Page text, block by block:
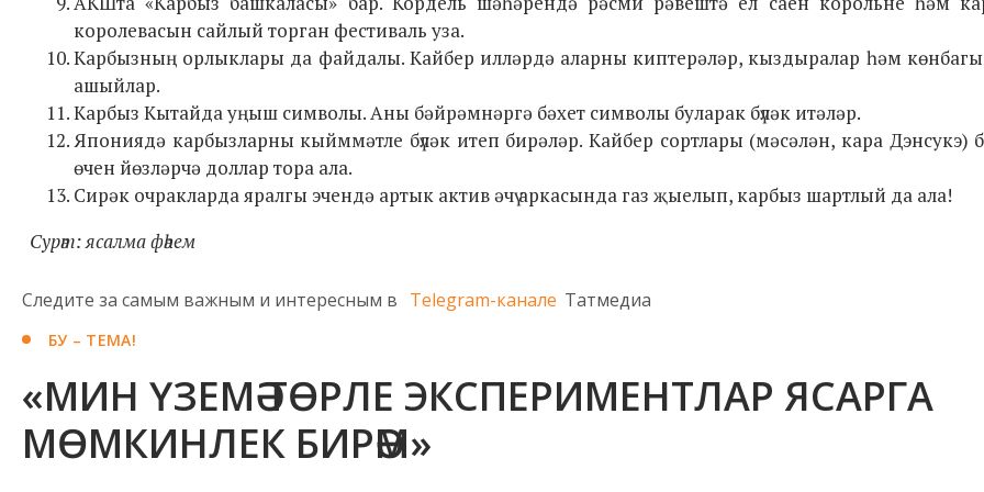
королевасын сайлый торган фестиваль уза.
Карбызның орлыклары да файдалы. Кайбер илләрдә аларны киптерәләр, кыздыралар һәм
ашыйлар.
Карбыз Кытайда уңыш символы. Аны бәйрәмнәргә бәхет символы буларак бүләк итәләр.
Япониядә карбызларны кыйммәтле бүләк итеп бирәләр. Кайбер сортлары (мәсәлән, кара Дэнсукэ)
өчен йөзләрчә доллар тора ала.
Сирәк очракларда яралгы эчендә артык актив әчү аркасында газ җыелып, карбыз шартлый да ала!
Сурәт: ясалма фәһем
Следите за самым важным и интересным в Telegram-канале Татмедиа
БУ – ТЕМА!
«МИН ҮЗЕМӘ ТӨРЛЕ ЭКСПЕРИМЕНТЛАР ЯСАРГА
МӨМКИНЛЕК БИРӘМ»